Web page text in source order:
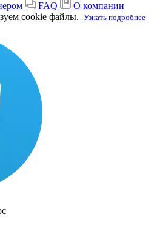
FAQ
О компании
cookie файлы. Узнать подробнее